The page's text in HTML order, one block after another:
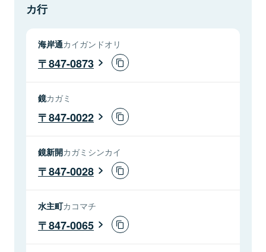
カ行
海岸通カイガンドオリ
847-0873
鏡カガミ
847-0022
鏡新開カガミシンカイ
847-0028
水主町カコマチ
847-0065